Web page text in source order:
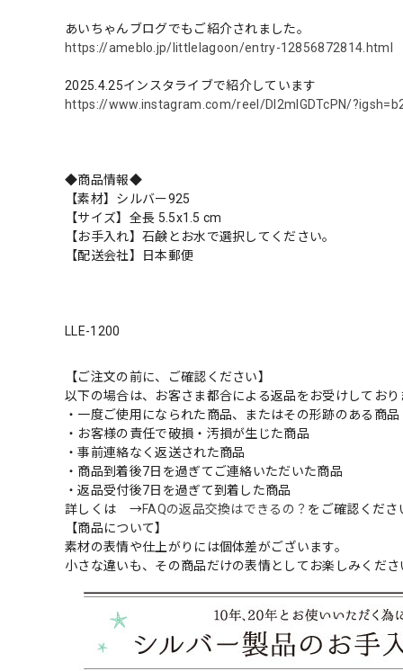
あいちゃんブログでもご紹介されました。
https://ameblo.jp/littlelagoon/entry-12856872814.html
2025.4.25インスタライブで紹介しています
https://www.instagram.com/reel/DI2mlGDTcPN/
◆商品情報◆
【素材】シルバー925
【サイズ】全長 5.5x1.5 cm
【お手入れ】石鹸とお水で選択してください。
【配送会社】日本郵便
LLE-1200
【ご注文の前に、ご確認ください】
以下の場合は、お客さま都合による返品をお受けしており
・一度ご使用になられた商品、またはその形跡のある商品
・お客様の責任で破損・汚損が生じた商品
・事前連絡なく返送された商品
・商品到着後7日を過ぎてご連絡いただいた商品
・返品受付後7日を過ぎて到着した商品
詳しくは →FAQの返品交換はできるの？ をご確認くださ
【商品について】
素材の表情や仕上がりには個体差がございます。
小さな違いも、その商品だけの表情としてお楽しみくださ